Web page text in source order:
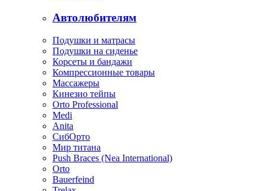
Автолюбителям
Подушки и матрасы
Подушки на сиденье
Корсеты и бандажи
Компрессионные товары
Массажеры
Кинезио тейпы
Orto Professional
Medi
Anita
СибОрто
Мир титана
Push Braces (Nea International)
Orto
Bauerfeind